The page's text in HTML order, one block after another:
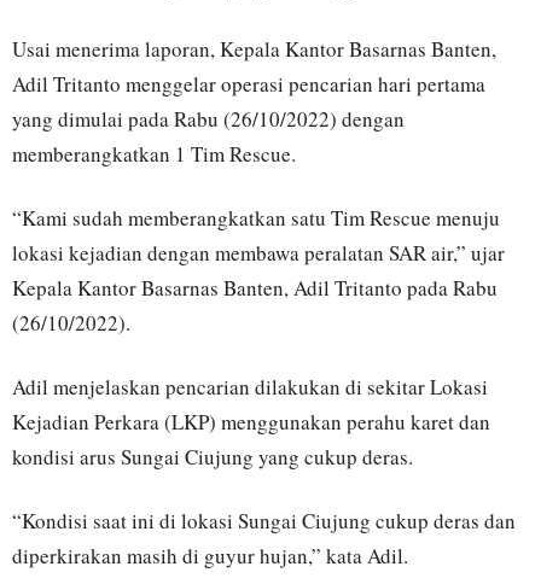
Usai menerima laporan, Kepala Kantor Basarnas Banten,
Adil Tritanto menggelar operasi pencarian hari pertama
yang dimulai pada Rabu (26/10/2022) dengan
memberangkatkan 1 Tim Rescue.
“Kami sudah memberangkatkan satu Tim Rescue menuju
lokasi kejadian dengan membawa peralatan SAR air,” ujar
Kepala Kantor Basarnas Banten, Adil Tritanto pada Rabu
(26/10/2022).
Adil menjelaskan pencarian dilakukan di sekitar Lokasi
Kejadian Perkara (LKP) menggunakan perahu karet dan
kondisi arus Sungai Ciujung yang cukup deras.
“Kondisi saat ini di lokasi Sungai Ciujung cukup deras dan
diperkirakan masih di guyur hujan,” kata Adil.